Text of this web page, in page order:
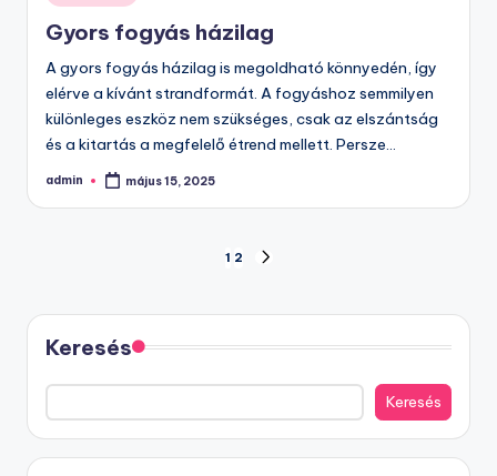
in
Gyors fogyás házilag
A gyors fogyás házilag is megoldható könnyedén, így
elérve a kívánt strandformát. A fogyáshoz semmilyen
különleges eszköz nem szükséges, csak az elszántság
és a kitartás a megfelelő étrend mellett. Persze…
Posted
admin május 15, 2025
Bejegyzések
lapozása
1 2
Keresés
Keresés